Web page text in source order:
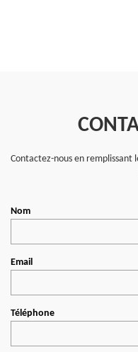
Contactez-nous en remplissant
Nom
Email
Téléphone